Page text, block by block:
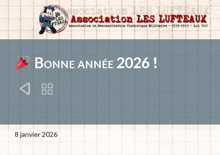
Bonne année 2026 !
 
8 janvier 2026